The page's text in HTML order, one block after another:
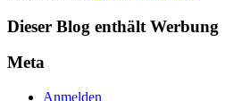
Dieser Blog enthält Werbung
Meta
Anmelden